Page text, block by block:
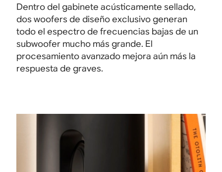
Dentro del gabinete acústicamente sellado,
dos woofers de diseño exclusivo generan
todo el espectro de frecuencias bajas de un
subwoofer mucho más grande. El
procesamiento avanzado mejora aún más la
respuesta de graves.